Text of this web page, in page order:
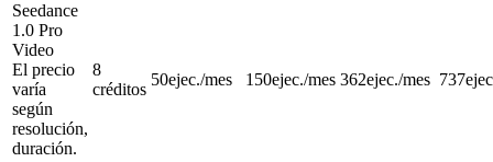
Seedance
1.0 Pro
Video
El precio
varía
según
resolución,
duración.
8
créditos
50ejec./mes 150ejec./mes 362ejec./mes 737